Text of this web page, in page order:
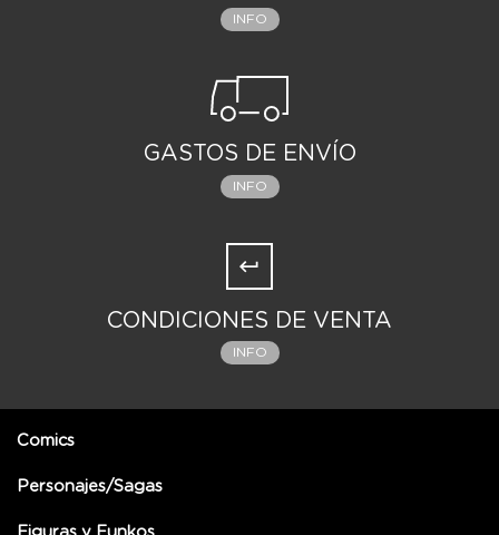
INFO
GASTOS DE ENVÍO
INFO
CONDICIONES DE VENTA
INFO
Comics
Personajes/Sagas